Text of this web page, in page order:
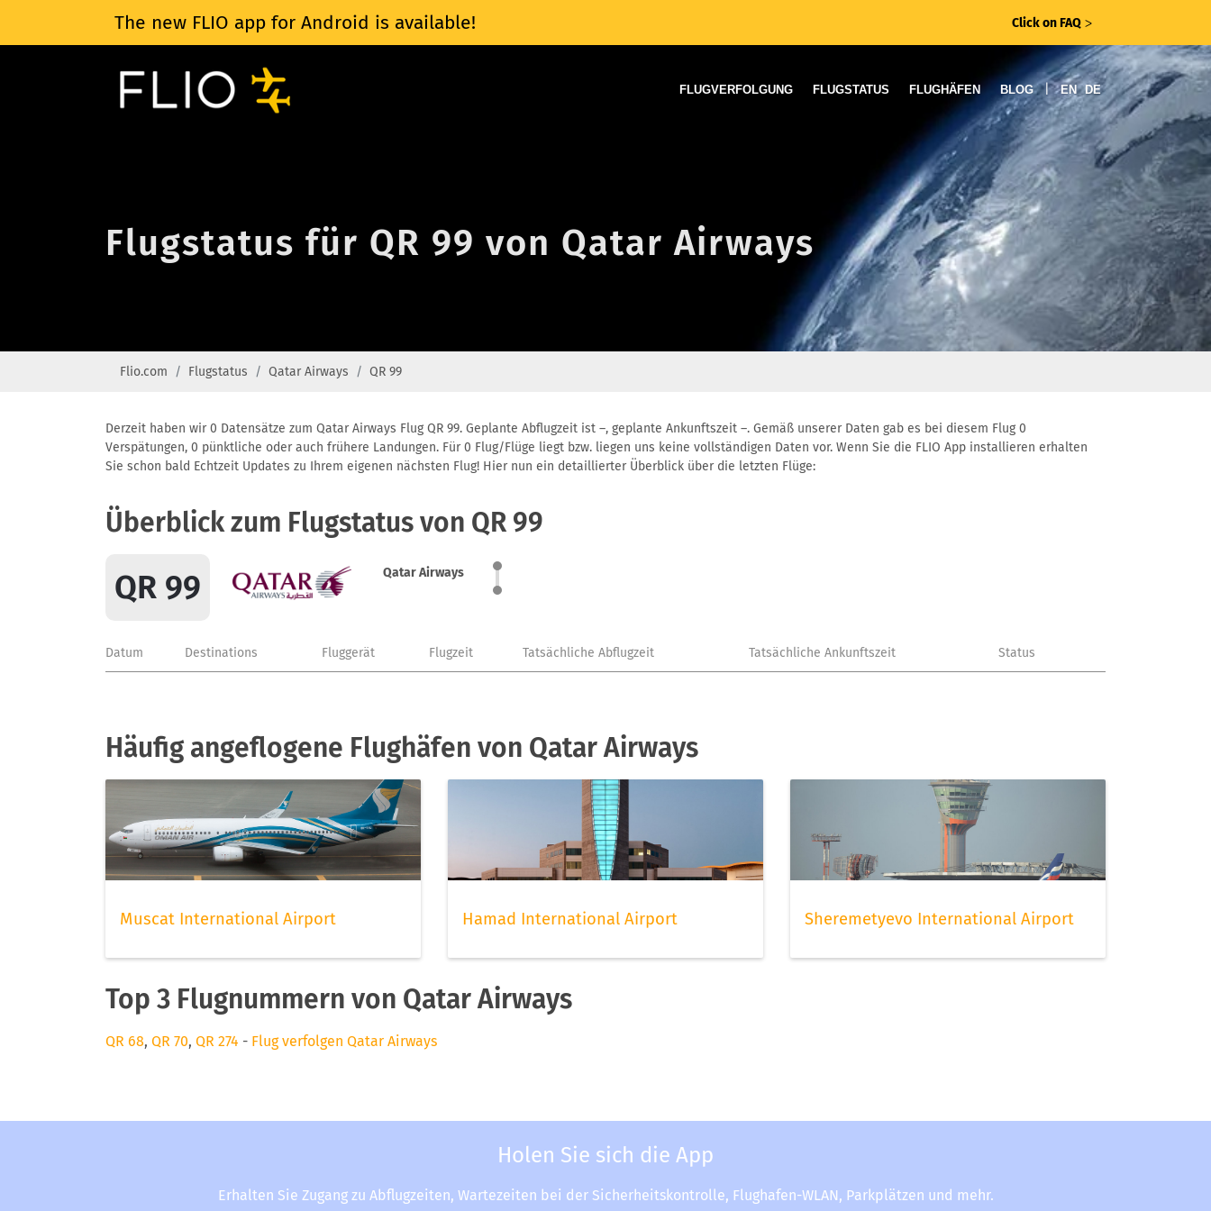
The new FLIO app for Android is available! Click on FAQ ᐳ
FLUGVERFOLGUNG FLUGSTATUS FLUGHÄFEN BLOG | EN DE
Flugstatus für QR 99 von Qatar Airways
Flio.com Flugstatus Qatar Airways QR 99
Derzeit haben wir 0 Datensätze zum Qatar Airways Flug QR 99. Geplante Abflugzeit ist –, geplante Ankunftszeit –. Gemäß unserer Daten gab es bei diesem Flug 0
Verspätungen, 0 pünktliche oder auch frühere Landungen. Für 0 Flug/Flüge liegt bzw. liegen uns keine vollständigen Daten vor. Wenn Sie die FLIO App installieren erhalten
Sie schon bald Echtzeit Updates zu Ihrem eigenen nächsten Flug! Hier nun ein detaillierter Überblick über die letzten Flüge:
Überblick zum Flugstatus von QR 99
QR 99 Qatar Airways
Datum Destinations Fluggerät Flugzeit Tatsächliche Abflugzeit Tatsächliche Ankunftszeit Status
Häufig angeflogene Flughäfen von Qatar Airways
Muscat International Airport Hamad International Airport Sheremetyevo International Airport
Top 3 Flugnummern von Qatar Airways
QR 68, QR 70, QR 274 - Flug verfolgen Qatar Airways
Holen Sie sich die App
Erhalten Sie Zugang zu Abflugzeiten, Wartezeiten bei der Sicherheitskontrolle, Flughafen-WLAN, Parkplätzen und mehr.